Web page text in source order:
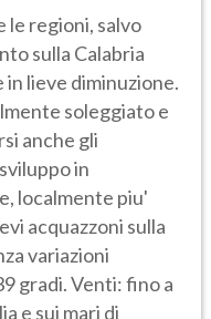
regioni, salvo
sulla Calabria
lieve diminuzione.
soleggiato e
anche gli
in
localmente piu'
acquazzoni sulla
variazioni
gradi. Venti: fino a
e sui mari di